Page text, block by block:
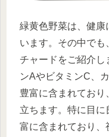
緑黄色野菜は、健康
います。その中でも
チャードをご紹介し
ンAやビタミンC、
豊富に含まれてお
立ちます。特に目
富に含まれており、